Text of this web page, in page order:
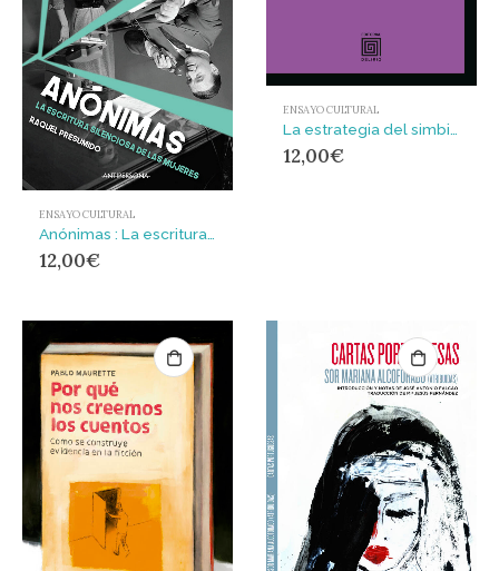
ENSAYO CULTURAL
Anónimas : La escritura silenciosa de las mujeres
12,00€
ENSAYO CULTURAL
La estrategia del simbionte : Cultura material para nuevas humanidades
12,00€